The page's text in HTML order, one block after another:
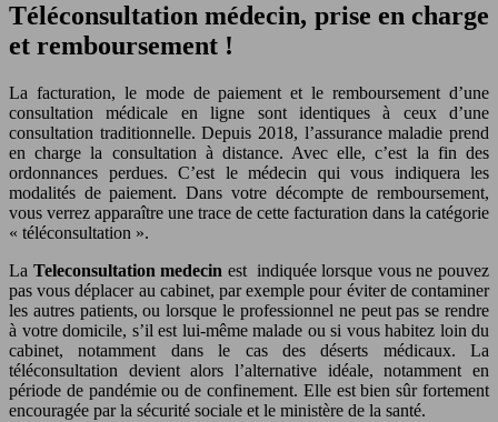
Téléconsultation médecin, prise en charge
et remboursement !
La facturation, le mode de paiement et le remboursement d’une
consultation médicale en ligne sont identiques à ceux d’une
consultation traditionnelle. Depuis 2018, l’assurance maladie prend
en charge la consultation à distance. Avec elle, c’est la fin des
ordonnances perdues. C’est le médecin qui vous indiquera les
modalités de paiement. Dans votre décompte de remboursement,
vous verrez apparaître une trace de cette facturation dans la catégorie
« téléconsultation ».
La Teleconsultation medecin est indiquée lorsque vous ne pouvez
pas vous déplacer au cabinet, par exemple pour éviter de contaminer
les autres patients, ou lorsque le professionnel ne peut pas se rendre
à votre domicile, s’il est lui-même malade ou si vous habitez loin du
cabinet, notamment dans le cas des déserts médicaux. La
téléconsultation devient alors l’alternative idéale, notamment en
période de pandémie ou de confinement. Elle est bien sûr fortement
encouragée par la sécurité sociale et le ministère de la santé.